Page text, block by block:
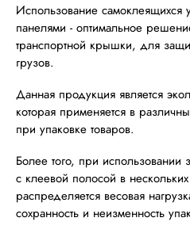
Использование самоклеящихся
панелями - оптимальное
транспортной крышки, для
грузов.
Данная продукция является
которая применяется в
при упаковке товаров.
Более того, при использовании
с клеевой полосой в
распределяется весовая
сохранность и неизменность